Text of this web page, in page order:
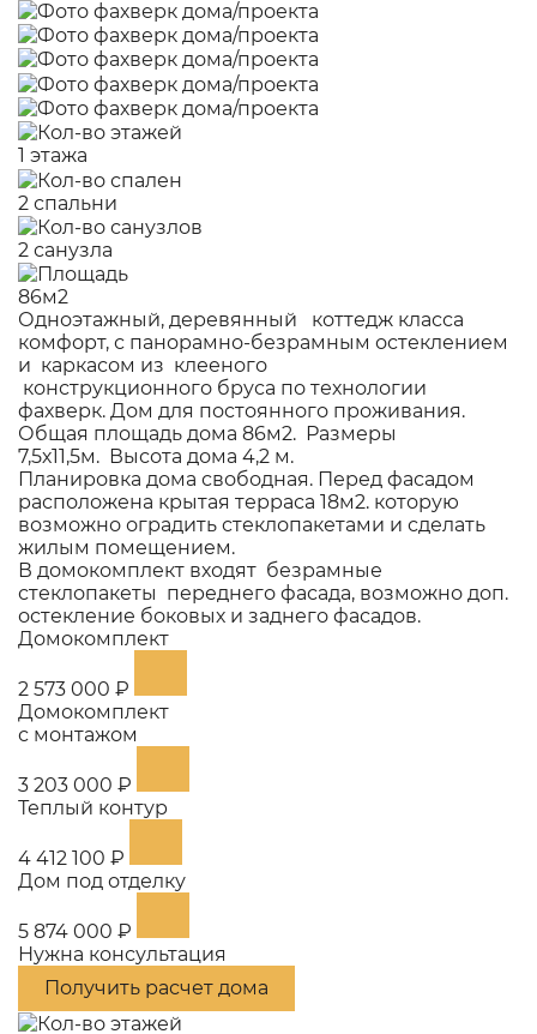
1 этажа
2 спальни
2 санузла
86м2
Одноэтажный, деревянный коттедж класса
комфорт, с панорамно-безрамным остеклением
и каркасом из клееного
конструкционного бруса по технологии
фахверк. Дом для постоянного проживания.
Общая площадь дома 86м2. Размеры
7,5х11,5м. Высота дома 4,2 м.
Планировка дома свободная. Перед фасадом
расположена крытая терраса 18м2. которую
возможно оградить стеклопакетами и сделать
жилым помещением.
В домокомплект входят безрамные
стеклопакеты переднего фасада, возможно доп.
остекление боковых и заднего фасадов.
Домокомплект
2 573 000 ₽
Домокомплект
с монтажом
3 203 000 ₽
Теплый контур
4 412 100 ₽
Дом под отделку
5 874 000 ₽
Нужна консультация
Получить расчет дома